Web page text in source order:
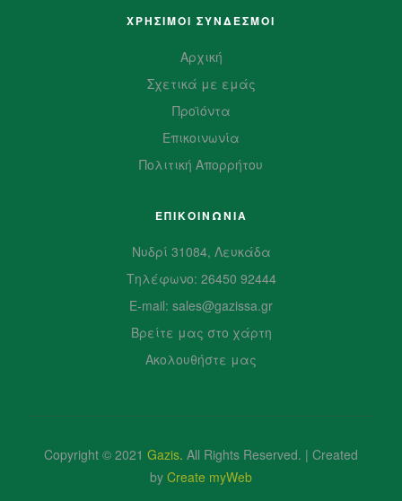
ΧΡΗΣΙΜΟΙ ΣΥΝΔΕΣΜΟΙ
Αρχική
Σχετικά με εμάς
Προϊόντα
Επικοινωνία
Πολιτική Απορρήτου
ΕΠΙΚΟΙΝΩΝΙΑ
Νυδρί 31084, Λευκάδα
Τηλέφωνο: 26450 92444
E-mail: sales@gazissa.gr
Βρείτε μας στο χάρτη
Ακολουθήστε μας
Copyright © 2021 Gazis. All Rights Reserved. | Created
by Create myWeb